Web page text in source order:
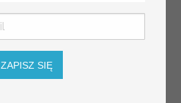
ZAPISZ SIĘ